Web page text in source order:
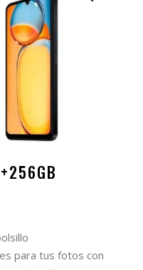
para tus fotos con